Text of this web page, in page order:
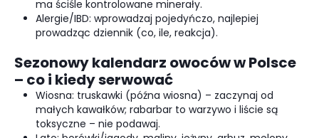
ma ściśle kontrolowane minerały.
Alergie/IBD: wprowadzaj pojedyńczo, najlepiej
prowadząc dziennik (co, ile, reakcja).
Sezonowy kalendarz owoców w Polsce
– co i kiedy serwować
Wiosna: truskawki (późna wiosna) – zaczynaj od
małych kawałków; rabarbar to warzywo i liście są
toksyczne – nie podawaj.